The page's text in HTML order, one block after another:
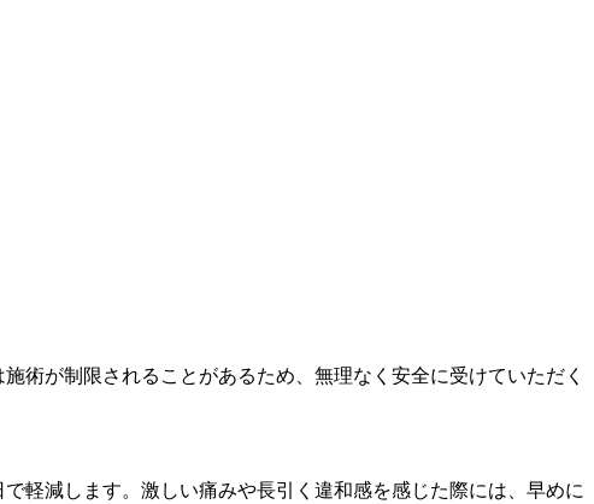
術が制限されることがあるため、無理なく安全に受けていただく
軽減します。激しい痛みや長引く違和感を感じた際には、早めに